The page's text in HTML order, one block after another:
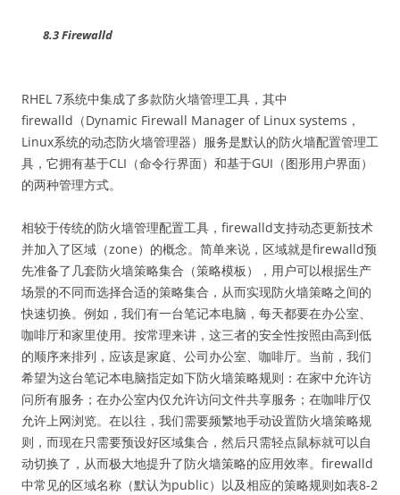
8.3 Firewalld
RHEL 7系统中集成了多款防火墙管理工具，其中
firewalld（Dynamic Firewall Manager of Linux systems，
Linux系统的动态防火墙管理器）服务是默认的防火墙配置管理工
具，它拥有基于CLI（命令行界面）和基于GUI（图形用户界面）
的两种管理方式。
相较于传统的防火墙管理配置工具，firewalld支持动态更新技术
并加入了区域（zone）的概念。简单来说，区域就是firewalld预
先准备了几套防火墙策略集合（策略模板），用户可以根据生产
场景的不同而选择合适的策略集合，从而实现防火墙策略之间的
快速切换。例如，我们有一台笔记本电脑，每天都要在办公室、
咖啡厅和家里使用。按常理来讲，这三者的安全性按照由高到低
的顺序来排列，应该是家庭、公司办公室、咖啡厅。当前，我们
希望为这台笔记本电脑指定如下防火墙策略规则：在家中允许访
问所有服务；在办公室内仅允许访问文件共享服务；在咖啡厅仅
允许上网浏览。在以往，我们需要频繁地手动设置防火墙策略规
则，而现在只需要预设好区域集合，然后只需轻点鼠标就可以自
动切换了，从而极大地提升了防火墙策略的应用效率。firewalld
中常见的区域名称（默认为public）以及相应的策略规则如表8-2